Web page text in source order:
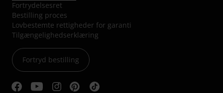
Fortrydelsesret
Bestilling proces
Lovbestemte rettigheder for garanti
Tilgængelighedserklæring
Fortryd bestilling